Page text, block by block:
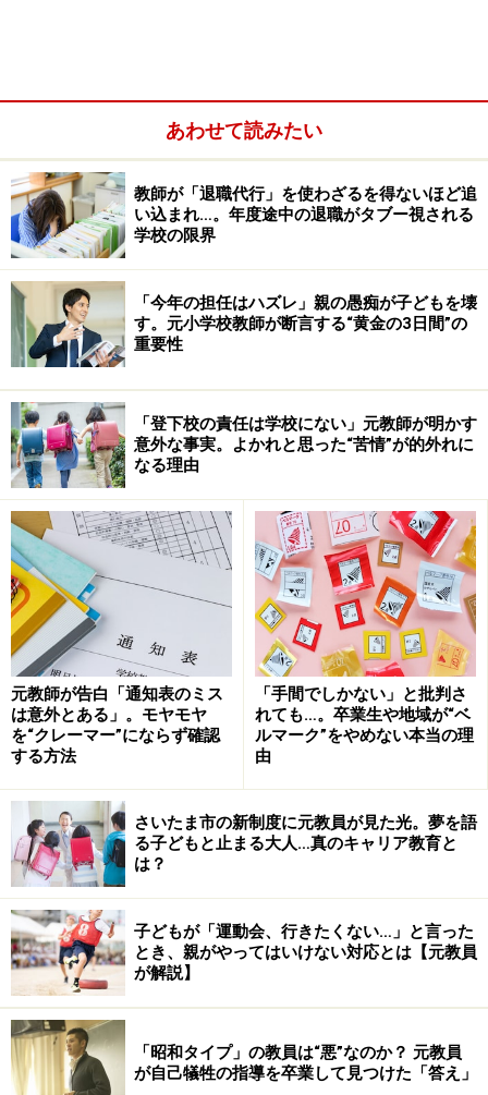
玄関に入られたら「どうぞ、おあがりください」の一声
を
家庭訪問ではお茶はお出しするのがマナー
家庭訪問で話すことは、家庭での様子や放課後の過ごし
方
家庭訪問で聞きたいことは事前にまとめておく
家庭訪問では、先生を笑顔で迎え、感謝の気持ちを持っ
て見送る
家庭訪問の目的は、通学路の確認や保護者
との連携を強めるため
通学路やその安全性の確認、自宅の地理的位置の確認な
どのために家庭訪問が行われます。そうすることによ
り、学校で不測の事態が起きて、生徒を自宅まで送る必
要が生じた場合、スムーズに行けます。
また子どもを取りまく環境や家庭の様子を知ることで、
生徒の指導に役立てたり、保護者との連携を密にして、
クラスや学校運営を円滑に進めていくことを目的として
います。
ですので、過度に先生のお迎えの仕方を気にする必要は
ありませんが、気持ちよく過ごして頂けるようなマナー
は心得ておきたいものです。では次に、家庭訪問時の具
体的な対応について説明します。
あわせて読みたい
教師が「退職代行」を使わざるを得ないほど追
い込まれ…。年度途中の退職がタブー視される
学校の限界
「今年の担任はハズレ」親の愚痴が子どもを壊
す。元小学校教師が断言する“黄金の3日間”の
重要性
「登下校の責任は学校にない」元教師が明かす
意外な事実。よかれと思った“苦情”が的外れに
なる理由
元教師が告白「通知表のミス
は意外とある」。モヤモヤ
を“クレーマー”にならず確認
する方法
「手間でしかない」と批判さ
れても…。卒業生や地域が“ベ
ルマーク”をやめない本当の理
由
さいたま市の新制度に元教員が見た光。夢を語
る子どもと止まる大人…真のキャリア教育と
は？
子どもが「運動会、行きたくない…」と言った
とき、親がやってはいけない対応とは【元教員
が解説】
「昭和タイプ」の教員は“悪”なのか？ 元教員
が自己犠牲の指導を卒業して見つけた「答え」